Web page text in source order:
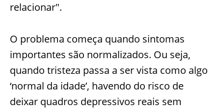
relacionar".
O problema começa quando sintomas
importantes são normalizados. Ou seja,
quando tristeza passa a ser vista como algo
‘normal da idade’, havendo do risco de
deixar quadros depressivos reais sem